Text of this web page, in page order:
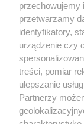
przechowujemy
przetwarzamy
identyfikatory,
urządzenie czy
treści, pomiar
ulepszanie
Partnerzy